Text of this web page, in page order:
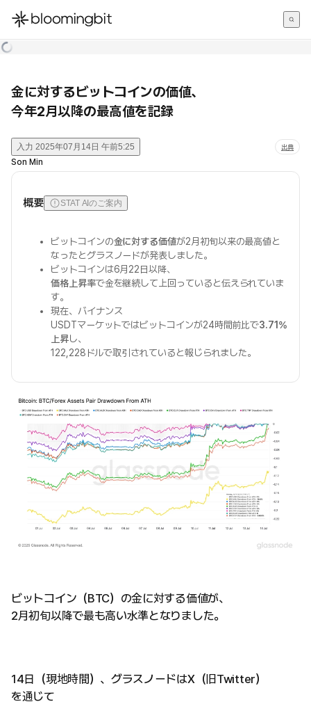
한국어
金に対するビットコインの価値、
今年2月以降の最高値を記録
入力 2025年07月14日 午前5:25 出典
Son Min
概要 STAT AIのご案内
ビットコインの金に対する価値が2月初旬以来の最高値と
なったとグラスノードが発表しました。
ビットコインは6月22日以降、
価格上昇率で金を継続して上回っていると伝えられていま
す。
現在、バイナンス
USDTマーケットではビットコインが24時間前比で3.71%
上昇し、
122,228ドルで取引されていると報じられました。
ビットコイン（BTC）の金に対する価値が、
2月初旬以降で最も高い水準となりました。
14日（現地時間）、グラスノードはX（旧Twitter）
を通じて